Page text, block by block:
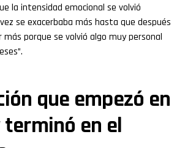
la intensidad emocional se volvió
se exacerbaba más hasta que después
más porque se volvió algo muy personal
que empezó en
terminó en el